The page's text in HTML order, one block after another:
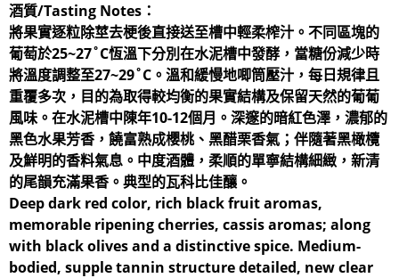
酒質/Tasting Notes：
將果實逐粒除莖去梗後直接送至槽中輕柔榨汁。不同區塊的
葡萄於25~27˚C恆溫下分別在水泥槽中發酵，當糖份減少時
將溫度調整至27~29˚C。溫和緩慢地唧筒壓汁，每日規律且
重覆多次，目的為取得較均衡的果實結構及保留天然的葡葡
風味。在水泥槽中陳年10-12個月。深邃的暗紅色澤，濃郁的
黑色水果芳香，饒富熟成櫻桃、黑醋栗香氣；伴隨著黑橄欖
及鮮明的香料氣息。中度酒體，柔順的單寧結構細緻，新清
的尾韻充滿果香。典型的瓦科比佳釀。
Deep dark red color, rich black fruit aromas,
memorable ripening cherries, cassis aromas; along
with black olives and a distinctive spice. Medium-
bodied, supple tannin structure detailed, new clear